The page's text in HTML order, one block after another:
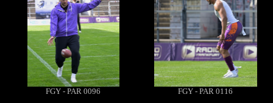
FGY - PAR 0096 FGY - PAR 0116